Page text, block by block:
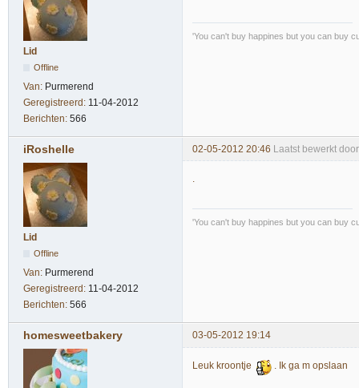
Lid
Offline
Van: Purmerend
Geregistreerd: 11-04-2012
Berichten: 566
'You can't buy happines but you can buy
iRoshelle 02-05-2012 20:46 Laatst bewerkt
Lid
Offline
Van: Purmerend
Geregistreerd: 11-04-2012
Berichten: 566
.
'You can't buy happines but you can buy
homesweetbakery 03-05-2012 19:14
Leuk kroontje . Ik ga m opslaan